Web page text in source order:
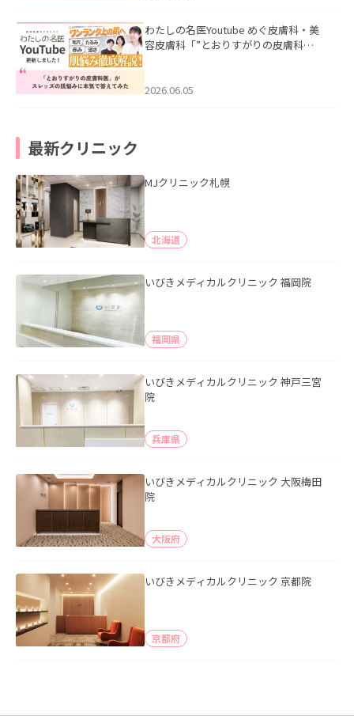
わたしの名医Youtube めぐ皮膚科・美
容皮膚科「”とおりすがりの皮膚科
2026.06.05
最新クリニック
MJクリニック札幌
北海道
いびきメディカルクリニック 福岡院
福岡県
いびきメディカルクリニック 神戸三宮
院
兵庫県
いびきメディカルクリニック 大阪梅田
院
大阪府
いびきメディカルクリニック 京都院
京都府